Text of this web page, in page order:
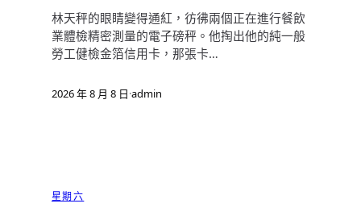
林天秤的眼睛變得通紅，彷彿兩個正在進行餐飲
業體檢精密測量的電子磅秤。他掏出他的純一般
勞工健檢金箔信用卡，那張卡…
2026 年 8 月 8 日·admin
星期六